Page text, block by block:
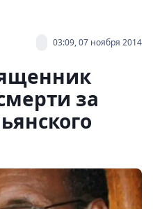
03:09, 07 ноября 2014
за